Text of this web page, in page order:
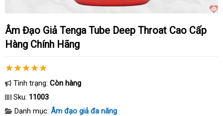
Âm Đạo Giả Tenga Tube Deep Throat Cao Cấp
Hàng Chính Hãng
Tình trạng: Còn hàng
Sku: 11003
Danh mục: Âm đạo giả đa năng